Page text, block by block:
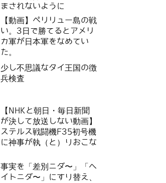
まされないように
【動画】ペリリュー島の戦
い。3日で勝てるとアメリ
カ軍が日本軍をなめてい
た。
少し不思議なタイ王国の徴
兵検査
【NHKと朝日・毎日新聞
が決して放送しない動画】
ステルス戦闘機F35初号機
に神事が執（と）りおこな
事実を「差別ニダ〜」「ヘ
イトニダ〜」にすり替え、